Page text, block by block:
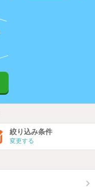
絞り込み条件
変更する